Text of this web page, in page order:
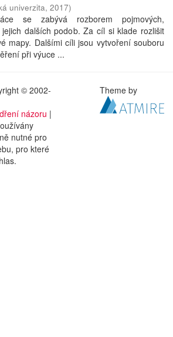
univerzita, 2017)
se zabývá rozborem pojmových,
dalších podob. Za cíl si klade rozlišit
mapy. Dalšími cíli jsou vytvoření souboru
při výuce ...
© 2002-
názoru |
nutné pro
pro které
Theme by